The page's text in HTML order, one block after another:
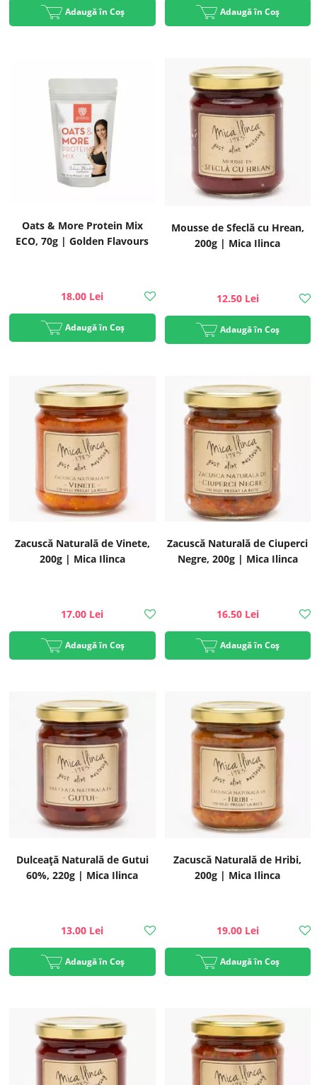
Adaugă în Coș Adaugă în Coș
Oats & More Protein Mix
ECO, 70g | Golden Flavours
18.00 Lei
Adaugă în Coș
Mousse de Sfeclă cu Hrean,
200g | Mica Ilinca
12.50 Lei
Adaugă în Coș
Zacuscă Naturală de Vinete,
200g | Mica Ilinca
17.00 Lei
Adaugă în Coș
Zacuscă Naturală de Ciuperci
Negre, 200g | Mica Ilinca
16.50 Lei
Adaugă în Coș
Dulceață Naturală de Gutui
60%, 220g | Mica Ilinca
13.00 Lei
Adaugă în Coș
Zacuscă Naturală de Hribi,
200g | Mica Ilinca
19.00 Lei
Adaugă în Coș